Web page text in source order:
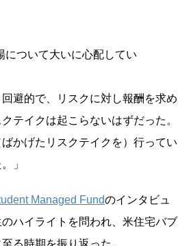
について大いに心配してい
避的で、リスクに対し報酬を求め
テイクは起こらないはずだった。
かげたリスクテイクを）行ってい
」
Managed Fundのインタビュ
ハイライトを問われ、米住宅バブ